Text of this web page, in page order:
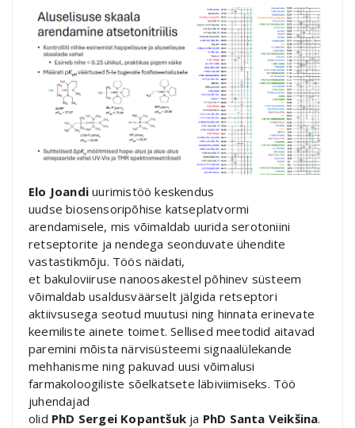
Elo Joandiuurimistöö keskendus
uudse biosensoripõhise katseplatvormi
arendamisele, mis võimaldab uurida serotoniini
retseptorite ja nendega seonduvate ühendite
vastastikmõju. Töös näidati,
et bakuloviiruse nanoosakestel põhinev süsteem
võimaldab usaldusväärselt jälgida retseptori
aktiivsusega seotud muutusi ning hinnata erinevate
keemiliste ainete toimet. Sellised meetodid aitavad
paremini mõista närvisüsteemi signaalülekande
mehhanisme ning pakuvad uusi võimalusi
farmakoloogiliste sõelkatsete läbiviimiseks. Töö
juhendajad
olid PhD Sergei Kopantšuk ja PhD Santa Veikšina.